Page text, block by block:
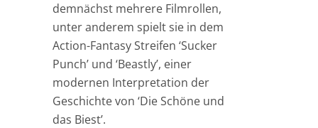
demnächst mehrere Filmrollen,
unter anderem spielt sie in dem
Action-Fantasy Streifen ‘Sucker
Punch’ und ‘Beastly’, einer
modernen Interpretation der
Geschichte von ‘Die Schöne und
das Biest’.